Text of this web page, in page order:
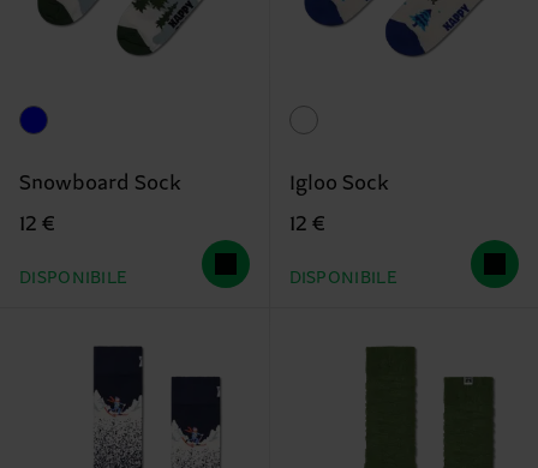
Snowboard Sock
12 €
DISPONIBILE
Igloo Sock
12 €
DISPONIBILE